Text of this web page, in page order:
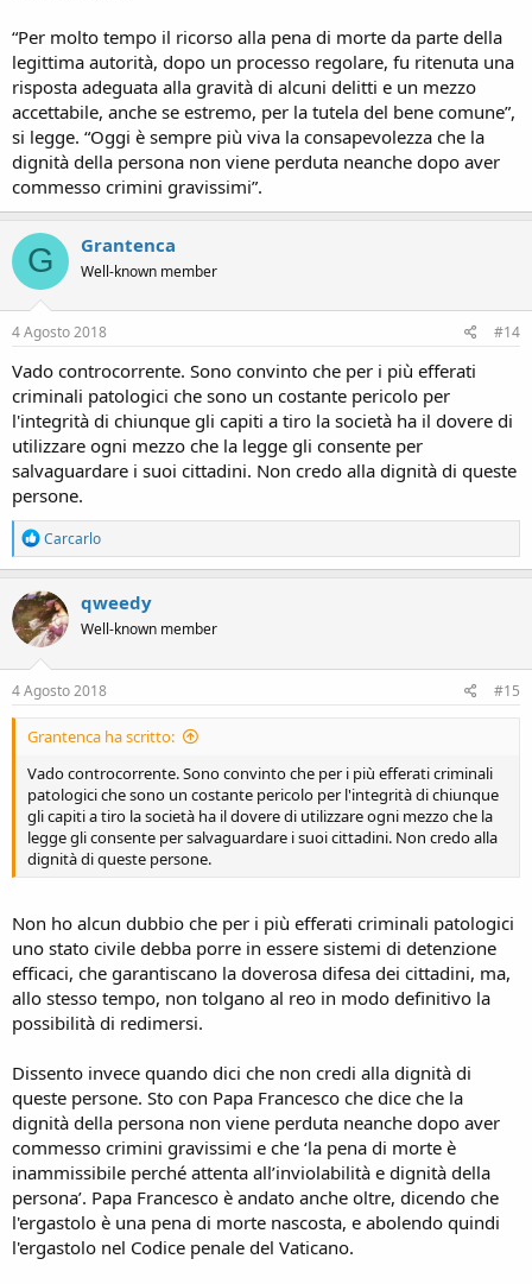
“Per molto tempo il ricorso alla pena di morte da parte della
legittima autorità, dopo un processo regolare, fu ritenuta una
risposta adeguata alla gravità di alcuni delitti e un mezzo
accettabile, anche se estremo, per la tutela del bene comune”,
si legge. “Oggi è sempre più viva la consapevolezza che la
dignità della persona non viene perduta neanche dopo aver
commesso crimini gravissimi”.
G Grantenca
Well-known member
4 Agosto 2018 #14
Vado controcorrente. Sono convinto che per i più efferati
criminali patologici che sono un costante pericolo per
l'integrità di chiunque gli capiti a tiro la società ha il dovere di
utilizzare ogni mezzo che la legge gli consente per
salvaguardare i suoi cittadini. Non credo alla dignità di queste
persone.
R
e
a
c
t
i
o
n
s
Carcarlo
qweedy
Well-known member
4 Agosto 2018 #15
Grantenca ha scritto:
Vado controcorrente. Sono convinto che per i più efferati criminali
patologici che sono un costante pericolo per l'integrità di chiunque
gli capiti a tiro la società ha il dovere di utilizzare ogni mezzo che la
legge gli consente per salvaguardare i suoi cittadini. Non credo alla
dignità di queste persone.
Non ho alcun dubbio che per i più efferati criminali patologici
uno stato civile debba porre in essere sistemi di detenzione
efficaci, che garantiscano la doverosa difesa dei cittadini, ma,
allo stesso tempo, non tolgano al reo in modo definitivo la
possibilità di redimersi.
Dissento invece quando dici che non credi alla dignità di
queste persone. Sto con Papa Francesco che dice che la
dignità della persona non viene perduta neanche dopo aver
commesso crimini gravissimi e che ‘la pena di morte è
inammissibile perché attenta all’inviolabilità e dignità della
persona’. Papa Francesco è andato anche oltre, dicendo che
l'ergastolo è una pena di morte nascosta, e abolendo quindi
l'ergastolo nel Codice penale del Vaticano.